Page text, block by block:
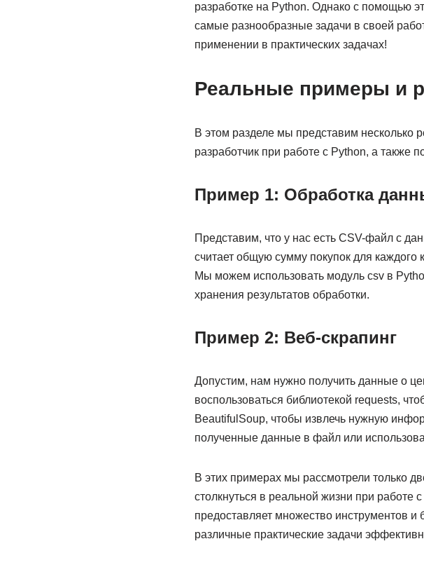
разработке на Python. Однако с помощью
самые разнообразные задачи в своей
применении в практических задачах!
Реальные примеры и
В этом разделе мы представим несколько
разработчик при работе с Python, а также
Пример 1: Обработка
Представим, что у нас есть CSV-файл с
считает общую сумму покупок для каждого
Мы можем использовать модуль csv в
хранения результатов обработки.
Пример 2: Веб-скрапинг
Допустим, нам нужно получить данные о
воспользоваться библиотекой requests,
BeautifulSoup, чтобы извлечь нужную
полученные данные в файл или
В этих примерах мы рассмотрели только
столкнуться в реальной жизни при работе
предоставляет множество инструментов
различные практические задачи